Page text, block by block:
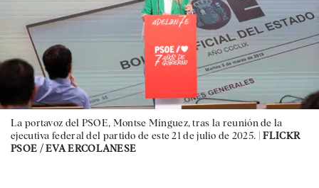
La portavoz del PSOE, Montse Mínguez, tras la reunión de la
ejecutiva federal del partido de este 21 de julio de 2025. |FLICKR
PSOE / EVA ERCOLANESE